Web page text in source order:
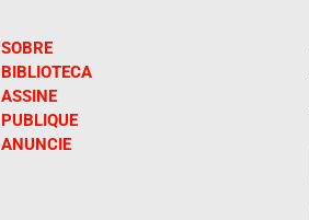
SOBRE
BIBLIOTECA
ASSINE
PUBLIQUE
ANUNCIE